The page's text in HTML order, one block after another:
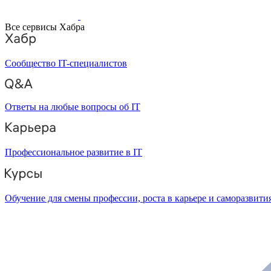
Все сервисы Хабра
Сообщество IT-специалистов
Ответы на любые вопросы об IT
Профессиональное развитие в IT
Обучение для смены профессии, роста в карьере и